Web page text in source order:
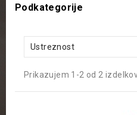
Podkategorije
Ustreznost
Prikazujem 1-2 od 2